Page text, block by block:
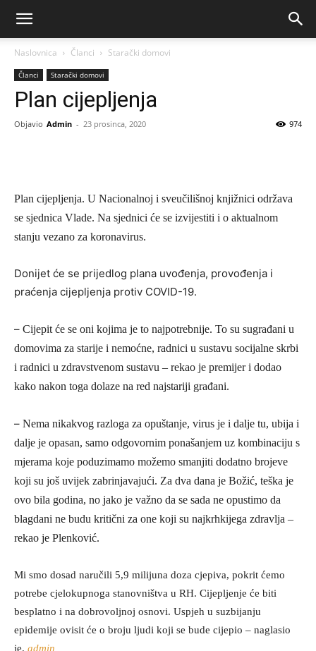
Naslovnica Članci Starački domovi
Članci Starački domovi
Plan cijepljenja
Objavio Admin - 23 prosinca, 2020 974
Plan cijepljenja. U Nacionalnoj i sveučilišnoj knjižnici održava
se sjednica Vlade. Na sjednici će se izvijestiti i o aktualnom
stanju vezano za koronavirus.
Donijet će se prijedlog plana uvođenja, provođenja i
praćenja cijepljenja protiv COVID-19.
– Cijepit će se oni kojima je to najpotrebnije. To su sugrađani u
domovima za starije i nemoćne, radnici u sustavu socijalne skrbi
i radnici u zdravstvenom sustavu – rekao je premijer i dodao
kako nakon toga dolaze na red najstariji građani.
– Nema nikakvog razloga za opuštanje, virus je i dalje tu, ubija i
dalje je opasan, samo odgovornim ponašanjem uz kombinaciju s
mjerama koje poduzimamo možemo smanjiti dodatno brojeve
koji su još uvijek zabrinjavajući. Za dva dana je Božić, teška je
ovo bila godina, no jako je važno da se sada ne opustimo da
blagdani ne budu kritični za one koji su najkrhkijega zdravlja –
rekao je Plenković.
Mi smo dosad naručili 5,9 milijuna doza cjepiva, pokrit ćemo
potrebe cjelokupnoga stanovništva u RH. Cijepljenje će biti
besplatno i na dobrovoljnoj osnovi. Uspjeh u suzbijanju
epidemije ovisit će o broju ljudi koji se bude cijepio – naglasio
je. admin